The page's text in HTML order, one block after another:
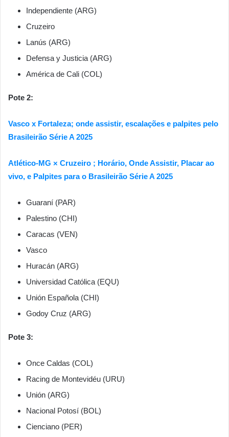
Independiente (ARG)
Cruzeiro
Lanús (ARG)
Defensa y Justicia (ARG)
América de Cali (COL)
Pote 2:
Vasco x Fortaleza; onde assistir, escalações e palpites pelo
Brasileirão Série A 2025
Atlético-MG × Cruzeiro ; Horário, Onde Assistir, Placar ao
vivo, e Palpites para o Brasileirão Série A 2025
Guaraní (PAR)
Palestino (CHI)
Caracas (VEN)
Vasco
Huracán (ARG)
Universidad Católica (EQU)
Unión Española (CHI)
Godoy Cruz (ARG)
Pote 3:
Once Caldas (COL)
Racing de Montevidéu (URU)
Unión (ARG)
Nacional Potosí (BOL)
Cienciano (PER)